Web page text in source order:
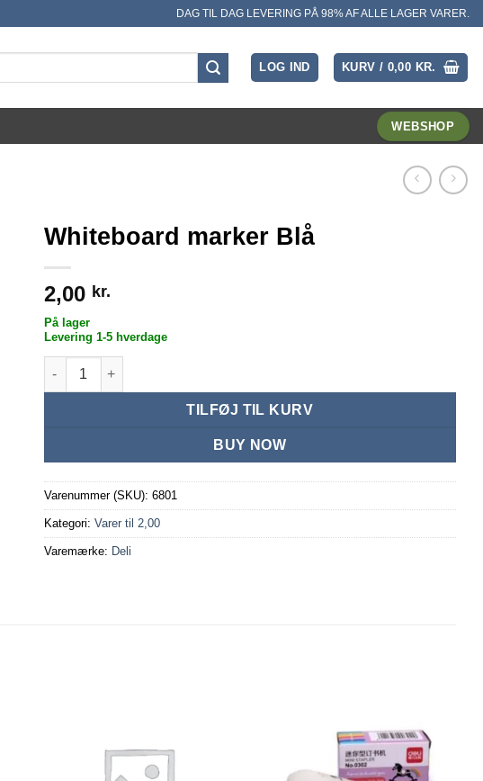
DAG TIL DAG LEVERING PÅ 98% AF ALLE LAGER VARER.
LOG IND KURV / 0,00 KR.
WEBSHOP
Whiteboard marker Blå
2,00 kr.
På lager
Levering 1-5 hverdage
Whiteboard marker Blå antal
TILFØJ TIL KURV
BUY NOW
Varenummer (SKU): 6801
Kategori: Varer til 2,00
Varemærke: Deli